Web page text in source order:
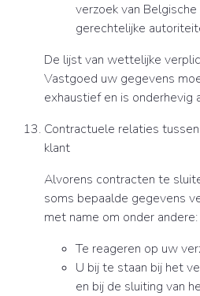
verzoek van
gerechtelijke
De lijst van wettelijke
Vastgoed uw gegevens
exhaustief en is onderhevig
Contractuele relaties
klant
Alvorens contracten te
soms bepaalde gegevens
met name om onder andere:
Te reageren op uw
U bij te staan bij het
en bij de sluiting van